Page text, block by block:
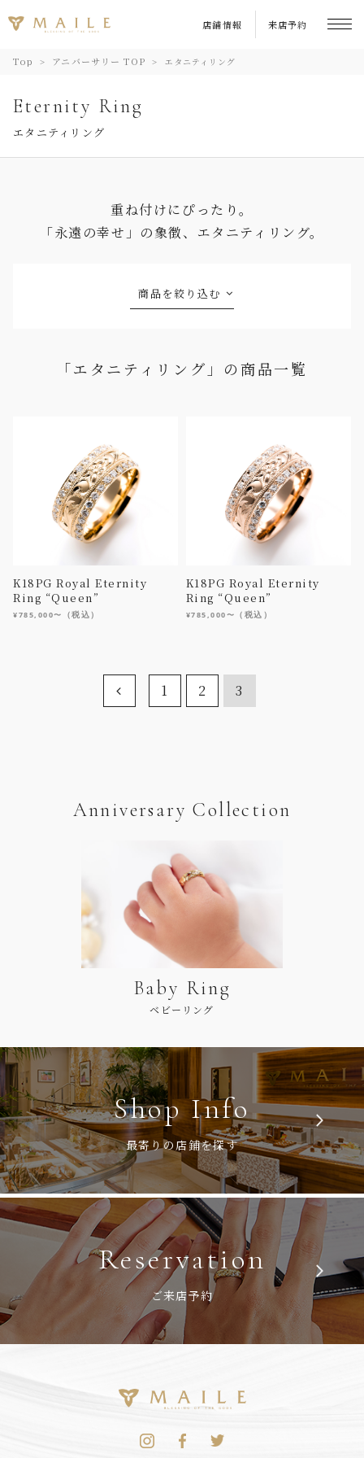
店舗情報 来店予約
Top アニバーサリー TOP エタニティリング
Eternity Ring
エタニティリング
重ね付けにぴったり。
「永遠の幸せ」の象徴、エタニティリング。
商品を絞り込む
「エタニティリング」の商品一覧
K18PG Royal Eternity
Ring “Queen”
¥785,000〜 （税込）
K18PG Royal Eternity
Ring “Queen”
¥785,000〜 （税込）
1 2 3
Anniversary Collection
Baby Ring
ベビーリング
Shop Info
最寄りの店鋪を探す
Reservation
ご来店予約